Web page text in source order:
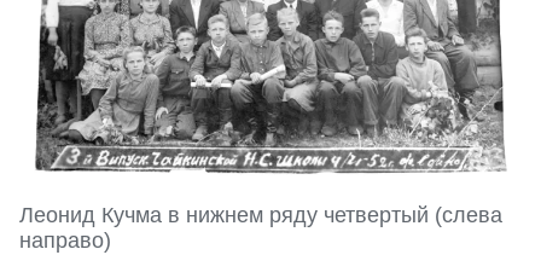
Леонид Кучма в нижнем ряду четвертый (слева
направо)